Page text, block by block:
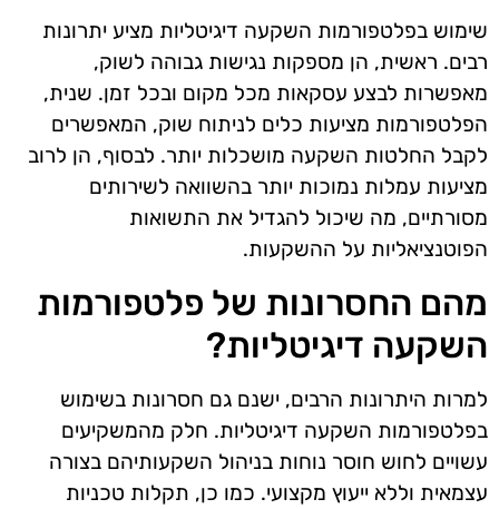
שימוש בפלטפורמות השקעה דיגיטליות מציע יתרונות
רבים. ראשית, הן מספקות נגישות גבוהה לשוק,
מאפשרות לבצע עסקאות מכל מקום ובכל זמן. שנית,
הפלטפורמות מציעות כלים לניתוח שוק, המאפשרים
לקבל החלטות השקעה מושכלות יותר. לבסוף, הן לרוב
מציעות עמלות נמוכות יותר בהשוואה לשירותים
מסורתיים, מה שיכול להגדיל את התשואות
הפוטנציאליות על ההשקעות.
מהם החסרונות של פלטפורמות
השקעה דיגיטליות?
למרות היתרונות הרבים, ישנם גם חסרונות בשימוש
בפלטפורמות השקעה דיגיטליות. חלק מהמשקיעים
עשויים לחוש חוסר נוחות בניהול השקעותיהם בצורה
עצמאית וללא ייעוץ מקצועי. כמו כן, תקלות טכניות